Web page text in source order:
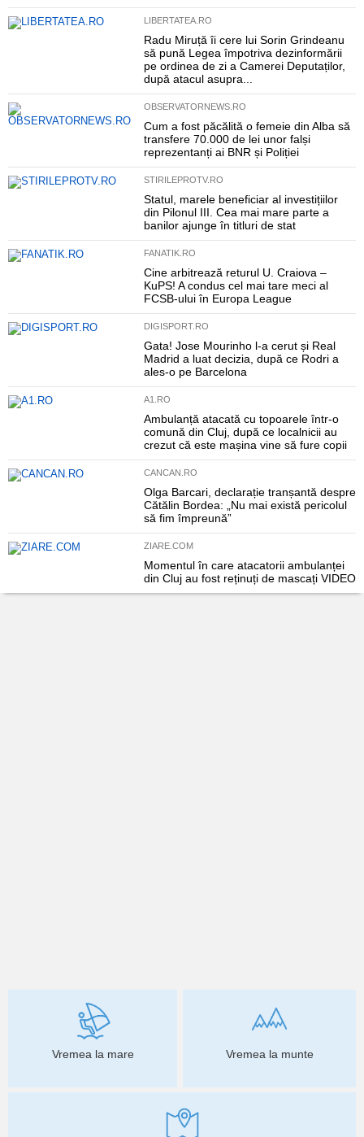
LIBERTATEA.RO
Radu Miruță îi cere lui Sorin Grindeanu
să pună Legea împotriva dezinformării
pe ordinea de zi a Camerei Deputaților,
după atacul asupra...
OBSERVATORNEWS.RO
Cum a fost păcălită o femeie din Alba să
transfere 70.000 de lei unor falși
reprezentanți ai BNR și Poliției
STIRILEPROTV.RO
Statul, marele beneficiar al investițiilor
din Pilonul III. Cea mai mare parte a
banilor ajunge în titluri de stat
FANATIK.RO
Cine arbitrează returul U. Craiova –
KuPS! A condus cel mai tare meci al
FCSB-ului în Europa League
DIGISPORT.RO
Gata! Jose Mourinho l-a cerut și Real
Madrid a luat decizia, după ce Rodri a
ales-o pe Barcelona
A1.RO
Ambulanță atacată cu topoarele într-o
comună din Cluj, după ce localnicii au
crezut că este mașina vine să fure copii
CANCAN.RO
Olga Barcari, declarație tranșantă despre
Cătălin Bordea: „Nu mai există pericolul
să fim împreună”
ZIARE.COM
Momentul în care atacatorii ambulanței
din Cluj au fost reținuți de mascați VIDEO
Vremea la mare Vremea la munte